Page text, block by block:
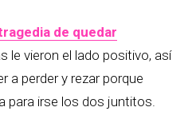
de quedar
le vieron el lado positivo, así
a perder y rezar porque
para irse los dos juntitos.